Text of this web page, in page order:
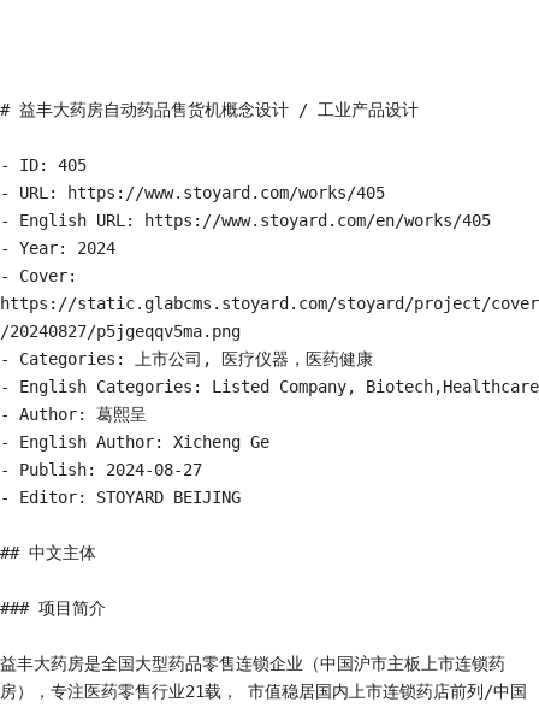
# 益丰大药房自动药品售货机概念设计 / 工业产品设计
- ID: 405
- URL: https://www.stoyard.com/works/405
- English URL: https://www.stoyard.com/en/works/405
- Year: 2024
- Cover:
https://static.glabcms.stoyard.com/stoyard/project/cover
/20240827/p5jgeqqv5ma.png
- Categories: 上市公司, 医疗仪器，医药健康
- English Categories: Listed Company, Biotech,Healthcare
- Author: 葛熙呈
- English Author: Xicheng Ge
- Publish: 2024-08-27
- Editor: STOYARD BEIJING
## 中文主体
### 项目简介
益丰大药房是全国大型药品零售连锁企业（中国沪市主板上市连锁药
房），专注医药零售行业21载， 市值稳居国内上市连锁药店前列/中国